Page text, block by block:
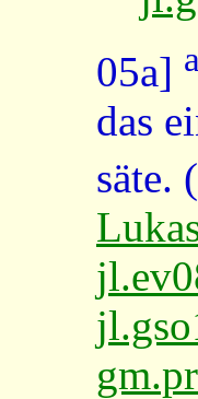
05a] a
das
säte. (